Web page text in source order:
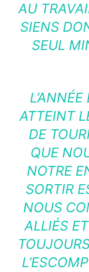
AU
SIENS
SEUL
ATTEINT
DE
QUE
NOTRE
SORTIR
NOUS
ALLIÉS